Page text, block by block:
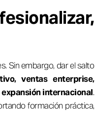
Sin embargo, dar el salto
ventas enterprise,
internacional.
formación práctica,